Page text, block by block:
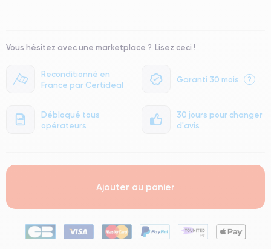
Reconditionné en
France par Certideal
Garanti 30 mois ?
Débloqué tous
opérateurs
30 jours pour changer
d'avis
Vous hésitez avec une marketplace ? Lisez ceci !
Ajouter au panier